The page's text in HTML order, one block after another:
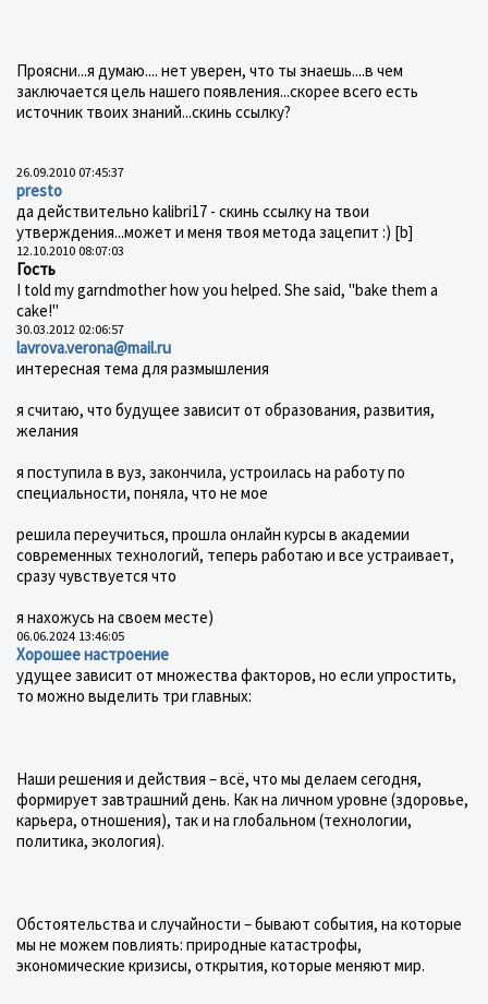
Проясни...я думаю.... нет уверен, что ты знаешь....в чем
заключается цель нашего появления...скорее всего есть
источник твоих знаний...скинь ссылку?
26.09.2010 07:45:37
presto
да действительно kalibri17 - скинь ссылку на твои
утверждения...может и меня твоя метода зацепит :) [b]
12.10.2010 08:07:03
Гость
I told my garndmother how you helped. She said, "bake them a
cake!"
30.03.2012 02:06:57
lavrova.verona@mail.ru
интересная тема для размышления
я считаю, что будущее зависит от образования, развития,
желания
я поступила в вуз, закончила, устроилась на работу по
специальности, поняла, что не мое
решила переучиться, прошла онлайн курсы в академии
современных технологий, теперь работаю и все устраивает,
сразу чувствуется что
я нахожусь на своем месте)
06.06.2024 13:46:05
Хорошее настроение
удущее зависит от множества факторов, но если упростить,
то можно выделить три главных:
Наши решения и действия – всё, что мы делаем сегодня,
формирует завтрашний день. Как на личном уровне (здоровье,
карьера, отношения), так и на глобальном (технологии,
политика, экология).
Обстоятельства и случайности – бывают события, на которые
мы не можем повлиять: природные катастрофы,
экономические кризисы, открытия, которые меняют мир.